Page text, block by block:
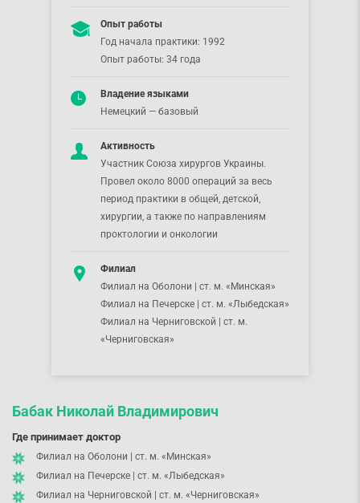
Опыт работы
Год начала практики: 1992
Опыт работы: 34 года
Владение языками
Немецкий — базовый
Активность
Участник Союза хирургов Украины.
Провел около 8000 операций за весь
период практики в общей, детской,
хирургии, а также по направлениям
проктологии и онкологии
Филиал
Филиал на Оболони | ст. м. «Минская»
Филиал на Печерске | ст. м. «Лыбедская»
Филиал на Черниговской | ст. м.
«Черниговская»
Бабак Николай Владимирович
Где принимает доктор
Филиал на Оболони | ст. м. «Минская»
Филиал на Печерске | ст. м. «Лыбедская»
Филиал на Черниговской | ст. м. «Черниговская»